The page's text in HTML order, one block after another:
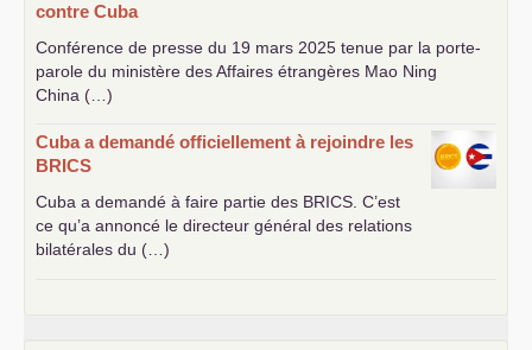
contre Cuba
Conférence de presse du 19 mars 2025 tenue par la porte-
parole du ministère des Affaires étrangères Mao Ning
China (…)
Cuba a demandé officiellement à rejoindre les
BRICS
Cuba a demandé à faire partie des BRICS . C’est
ce qu’a annoncé le directeur général des relations
bilatérales du (…)